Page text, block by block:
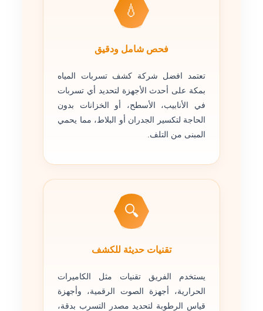
💧
فحص شامل ودقيق
تعتمد افضل شركة كشف تسربات المياه
بمكة على أحدث الأجهزة لتحديد أي تسربات
في الأنابيب، الأسطح، أو الخزانات بدون
الحاجة لتكسير الجدران أو البلاط، مما يحمي
المبنى من التلف.
🔍
تقنيات حديثة للكشف
يستخدم الفريق تقنيات مثل الكاميرات
الحرارية، أجهزة الصوت الرقمية، وأجهزة
قياس الرطوبة لتحديد مصدر التسرب بدقة،